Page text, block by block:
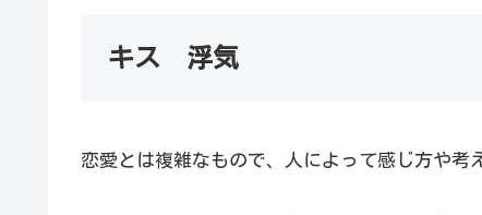
キス 浮気
恋愛とは複雑なもので、人によって感じ方や考